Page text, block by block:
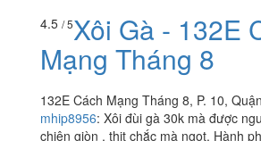
4.5 / 5Xôi Gà - 132E
Mạng Tháng 8
132E Cách Mạng Tháng 8, P. 10,
mhip8956: Xôi đùi gà 30k mà được
chiên giòn , thịt chắc mà ngọt. Hành